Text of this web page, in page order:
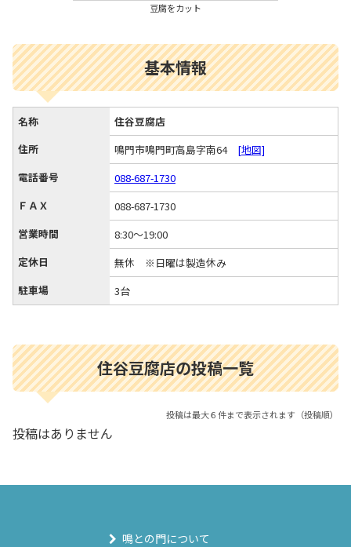
豆腐をカット
基本情報
名称
住谷豆腐店
住所
鳴門市鳴門町高島字南64 [地図]
電話番号
088-687-1730
ＦＡＸ
088-687-1730
営業時間
8:30～19:00
定休日
無休 ※日曜は製造休み
駐車場
3台
住谷豆腐店の投稿一覧
投稿は最大６件まで表示されます（投稿順）
投稿はありません
鳴との門について